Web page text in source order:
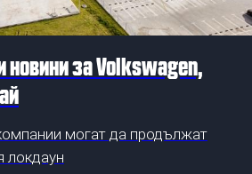
новини за Volkswagen,
могат да продължат
локдаун